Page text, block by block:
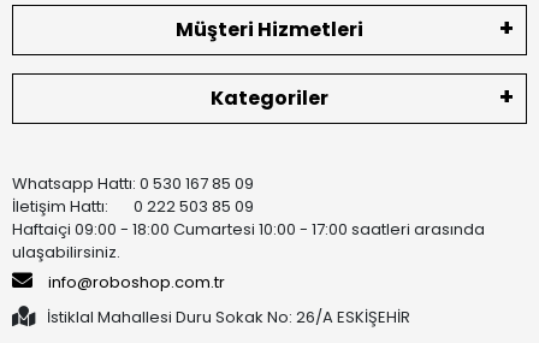
Müşteri Hizmetleri
Kategoriler
Whatsapp Hattı: 0 530 167 85 09
İletişim Hattı: 0 222 503 85 09
Haftaiçi 09:00 - 18:00 Cumartesi 10:00 - 17:00 saatleri arasında
ulaşabilirsiniz.
info@roboshop.com.tr
İstiklal Mahallesi Duru Sokak No: 26/A ESKİŞEHİR